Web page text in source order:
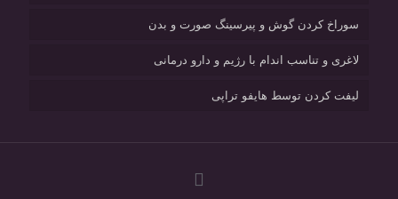
سوراخ کردن گوش و پیرسینگ صورت و بدن
لاغری و تناسب اندام با رژیم و دارو درمانی
لیفت کردن توسط هایفو تراپی